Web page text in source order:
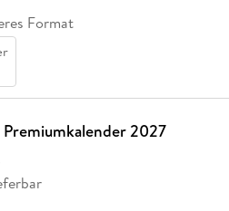
Format
Premiumkalender 2027